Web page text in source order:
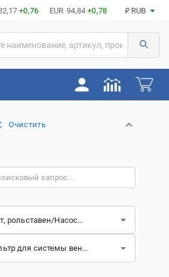
+0,76 EUR 94,84 +0,78 ₽ RUB
Очистить